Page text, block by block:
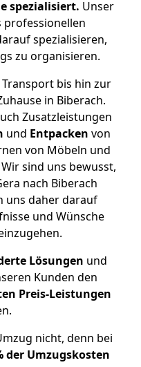
spezialisiert. Unser
professionellen
spezialisieren,
zu organisieren.
bis hin zur
in Biberach.
Zusatzleistungen
und Entpacken von
von Möbeln und
sind uns bewusst,
nach Biberach
uns daher darauf
und Wünsche
Lösungen und
Kunden den
Preis-Leistungen
nicht, denn bei
der Umzugskosten